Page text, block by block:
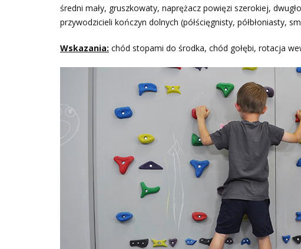
średni mały, gruszkowaty, naprężacz powięzi szerokiej,
przywodzicieli kończyn dolnych (półścięgnisty, półbłoniasty,
Wskazania: chód stopami do środka, chód gołębi, rotacja